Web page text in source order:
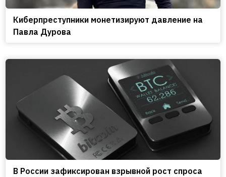
Киберпреступники монетизируют давление на
Павла Дурова
В России зафиксирован взрывной рост спроса